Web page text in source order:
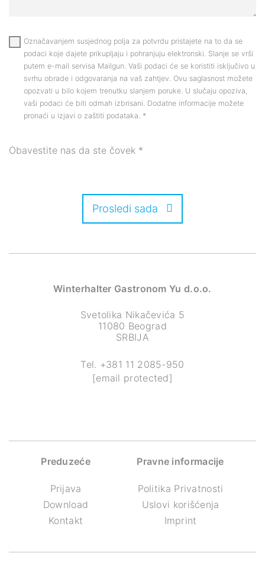
Označavanjem susjednog polja za potvrdu pristajete na to da se
podaci koje dajete prikupljaju i pohranjuju elektronski. Slanje se vrši
putem e-mail servisa Mailgun. Vaši podaci će se koristiti isključivo u
svrhu obrade i odgovaranja na vaš zahtjev. Ovu saglasnost možete
opozvati u bilo kojem trenutku slanjem poruke. U slučaju opoziva,
vaši podaci će biti odmah izbrisani. Dodatne informacije možete
pronaći u izjavi o zaštiti podataka. *
Obavestite nas da ste čovek *
Prosledi sada
Winterhalter Gastronom Yu d.o.o.
Svetolika Nikačevića 5
11080 Beograd
SRBIJA
Tel. +381 11 2085-950
[email protected]
Preduzeće
Prijava
Download
Kontakt
Pravne informacije
Politika Privatnosti
Uslovi korišćenja
Imprint